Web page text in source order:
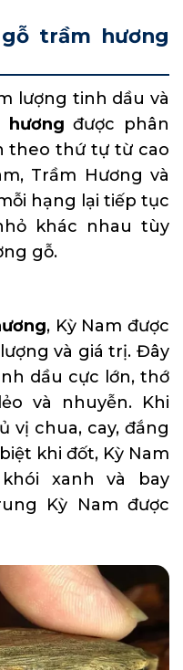
trầm hương
lượng tinh dầu và
hương được phân
theo thứ tự từ cao
Trầm Hương và
hạng lại tiếp tục
khác nhau tùy
gỗ.
, Kỳ Nam được
và giá trị. Đây
dầu cực lớn, thớ
và nhuyễn. Khi
vị chua, cay, đắng
khi đốt, Kỳ Nam
xanh và bay
Kỳ Nam được